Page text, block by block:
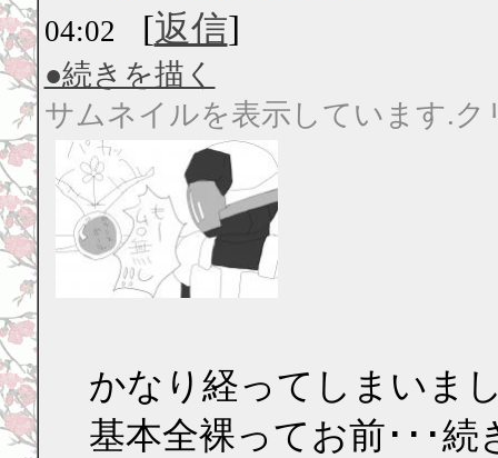
04:02 [返信]
●続きを描く
サムネイルを表示しています.
かなり経ってしまいま
基本全裸ってお前･･･